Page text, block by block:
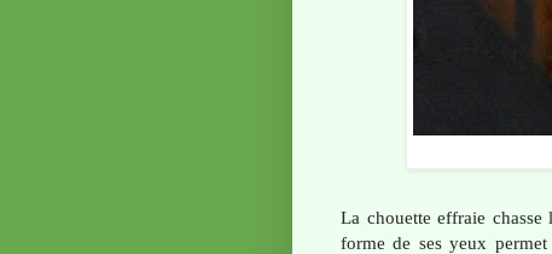
La chouette effraie
forme de ses yeux